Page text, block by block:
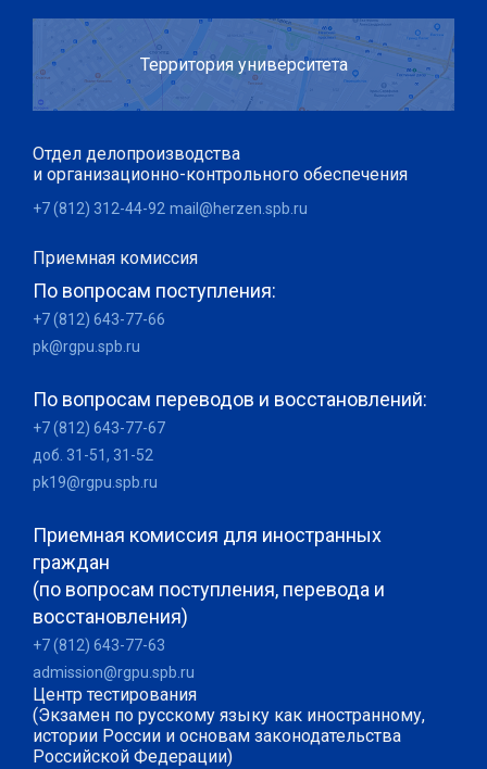
Территория университета
Отдел делопроизводства
и организационно-контрольного обеспечения
+7 (812) 312-44-92 mail@herzen.spb.ru
Приемная комиссия
По вопросам поступления:
+7 (812) 643-77-66
pk@rgpu.spb.ru
По вопросам переводов и восстановлений:
+7 (812) 643-77-67
доб. 31-51, 31-52
pk19@rgpu.spb.ru
Приемная комиссия для иностранных
граждан
(по вопросам поступления, перевода и
восстановления)
+7 (812) 643-77-63
admission@rgpu.spb.ru
Центр тестирования
(Экзамен по русскому языку как иностранному,
истории России и основам законодательства
Российской Федерации)